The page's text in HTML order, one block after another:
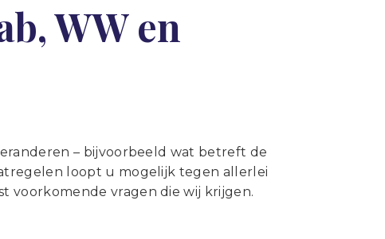
Ledenregister
Over de ABU
Statuten en reglementen
WW en
– bijvoorbeeld wat betreft de
loopt u mogelijk tegen allerlei
voorkomende vragen die wij krijgen.